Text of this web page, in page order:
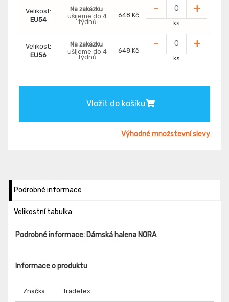
Velikost:
EU54
Na zakázku
ušijeme do 4
týdnů
648 Kč - +
ks
Velikost:
EU56
Na zakázku
ušijeme do 4
týdnů
648 Kč - +
ks
Vložit do košíku
Výhodné množstevní slevy
Podrobné informace
Velikostní tabulka
Podrobné informace: Dámská halena NORA
Informace o produktu
Značka Tradetex